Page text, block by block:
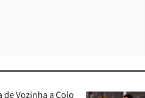
Vozinha a Colo